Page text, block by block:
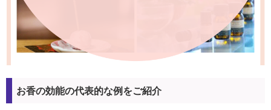
お香の効能の代表的な例をご紹介